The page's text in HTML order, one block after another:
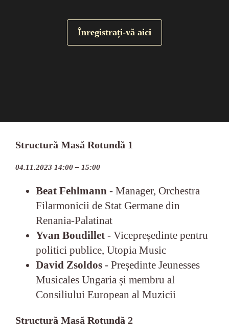
Înregistrați-vă aici
Structură Masă Rotundă 1
04.11.2023 14:00 – 15:00
Beat Fehlmann - Manager, Orchestra
Filarmonicii de Stat Germane din
Renania-Palatinat
Yvan Boudillet - Vicepreședinte pentru
politici publice, Utopia Music
David Zsoldos - Președinte Jeunesses
Musicales Ungaria și membru al
Consiliului European al Muzicii
Structură Masă Rotundă 2